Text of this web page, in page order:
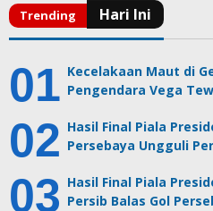
Kecelakaan Maut di
Pengendara Vega
Hasil Final Piala
Persebaya Ungguli
Hasil Final Piala
Persib Balas Gol